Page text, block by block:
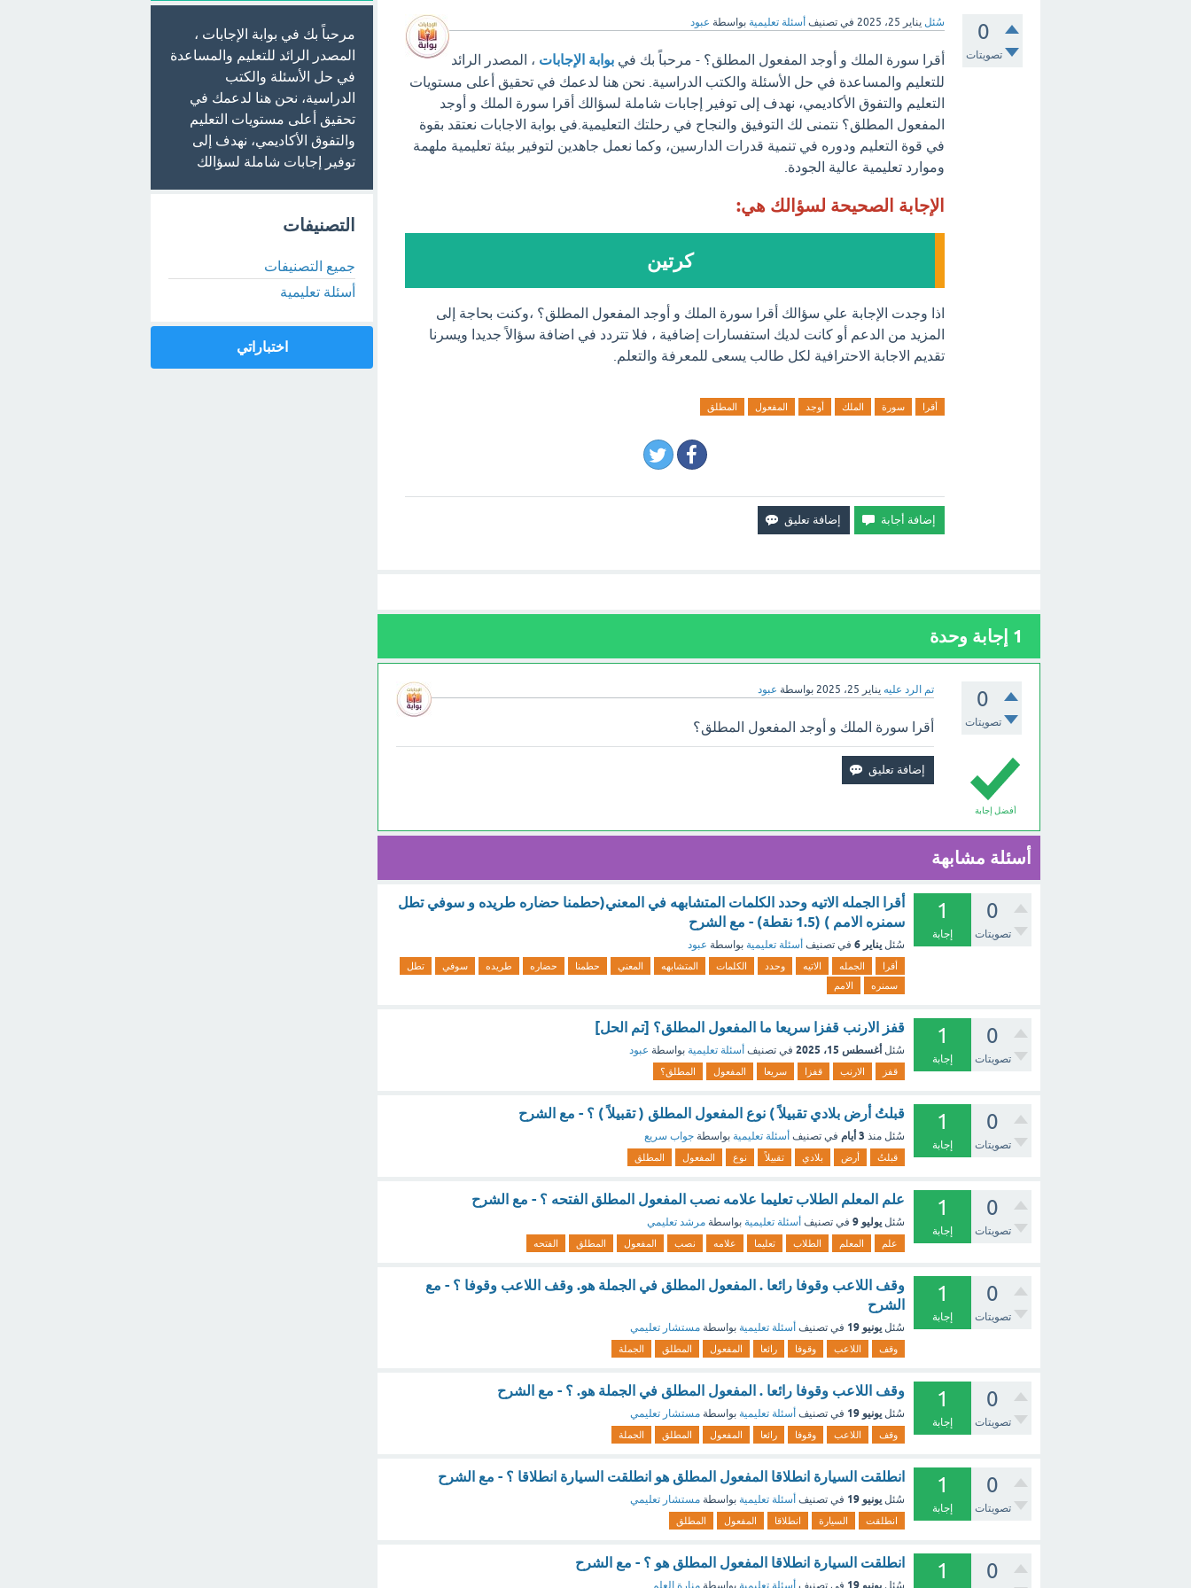
0
تصويتات
سُئل يناير 25، 2025 في تصنيف أسئلة تعليمية بواسطة عبود
أقرا سورة الملك و أوجد المفعول المطلق؟ - مرحباً بك في بوابة الإجابات ، المصدر الرائد
للتعليم والمساعدة في حل الأسئلة والكتب الدراسية. نحن هنا لدعمك في تحقيق أعلى مستويات
التعليم والتفوق الأكاديمي، نهدف إلى توفير إجابات شاملة لسؤالك أقرا سورة الملك و أوجد
المفعول المطلق؟ نتمنى لك التوفيق والنجاح في رحلتك التعليمية.في بوابة الاجابات نعتقد بقوة
في قوة التعليم ودوره في تنمية قدرات الدارسين، وكما نعمل جاهدين لتوفير بيئة تعليمية ملهمة
وموارد تعليمية عالية الجودة.
الإجابة الصحيحة لسؤالك هي:
كرتين
اذا وجدت الإجابة علي سؤالك أقرا سورة الملك و أوجد المفعول المطلق؟ ،وكنت بحاجة إلى
المزيد من الدعم أو كانت لديك استفسارات إضافية ، فلا تتردد في اضافة سؤالاً جديدا ويسرنا
تقديم الاجابة الاحترافية لكل طالب يسعى للمعرفة والتعلم.
أقرا سورة الملك أوجد المفعول المطلق
1 إجابة وحدة
0
تصويتات
تم الرد عليه يناير 25، 2025 بواسطة عبود
أفضل إجابة
أقرا سورة الملك و أوجد المفعول المطلق؟
أسئلة مشابهة
0
تصويتات
1
إجابة
أقرا الجمله الاتيه وحدد الكلمات المتشابهه في المعني(حطمنا حضاره طريده و سوفي تطل
سمنره الامم ) (1.5 نقطة) - مع الشرح
سُئل يناير 6 في تصنيف أسئلة تعليمية بواسطة عبود
أقرا الجمله الاتيه وحدد الكلمات المتشابهه المعني حطمنا حضاره طريده سوفي
تطل
سمنره
الامم
0
تصويتات
1
إجابة
قفز الارنب قفزا سريعا ما المفعول المطلق؟ [تم الحل]
سُئل أغسطس 15، 2025 في تصنيف أسئلة تعليمية بواسطة عبود
قفز الارنب قفزا سريعا المفعول المطلق؟
0
تصويتات
1
إجابة
قبلتُ أرض بلادي تقبيلاً ) نوع المفعول المطلق ( تقبيلاً ) ؟ - مع الشرح
سُئل منذ 3 أيام في تصنيف أسئلة تعليمية بواسطة جواب سريع
قبلتُ أرض بلادي تقبيلاً نوع المفعول المطلق
0
تصويتات
1
إجابة
علم المعلم الطلاب تعليما علامه نصب المفعول المطلق الفتحه ؟ - مع الشرح
سُئل يوليو 9 في تصنيف أسئلة تعليمية بواسطة مرشد تعليمي
علم المعلم الطلاب تعليما علامه نصب المفعول المطلق الفتحه
0
تصويتات
1
إجابة
وقف اللاعب وقوفا رائعا . المفعول المطلق في الجملة هو. وقف اللاعب وقوفا ؟ - مع
الشرح
سُئل يونيو 19 في تصنيف أسئلة تعليمية بواسطة مستشار تعليمي
وقف اللاعب وقوفا رائعا المفعول المطلق الجملة
0
تصويتات
1
إجابة
وقف اللاعب وقوفا رائعا . المفعول المطلق في الجملة هو. ؟ - مع الشرح
سُئل يونيو 19 في تصنيف أسئلة تعليمية بواسطة مستشار تعليمي
وقف اللاعب وقوفا رائعا المفعول المطلق الجملة
0
تصويتات
1
إجابة
انطلقت السيارة انطلاقا المفعول المطلق هو انطلقت السيارة انطلاقا ؟ - مع الشرح
سُئل يونيو 19 في تصنيف أسئلة تعليمية بواسطة مستشار تعليمي
انطلقت السيارة انطلاقا المفعول المطلق
0
1 انطلقت السيارة انطلاقا المفعول المطلق هو ؟ - مع الشرح
سُئل يونيو 19 في تصنيف أسئلة تعليمية بواسطة منارة العلم
مرحباً بك في بوابة الإجابات ،
المصدر الرائد للتعليم والمساعدة
في حل الأسئلة والكتب
الدراسية، نحن هنا لدعمك في
تحقيق أعلى مستويات التعليم
والتفوق الأكاديمي، نهدف إلى
توفير إجابات شاملة لسؤالك
التصنيفات
جميع التصنيفات
أسئلة تعليمية
اختباراتي